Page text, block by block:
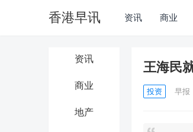
香港早讯 资讯 商业
资讯
商业
地产
王海民
投资 早报